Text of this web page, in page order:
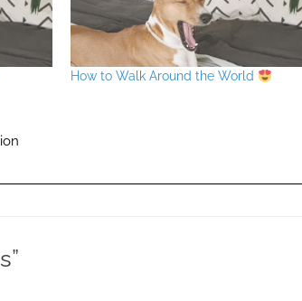
How to Walk Around the World